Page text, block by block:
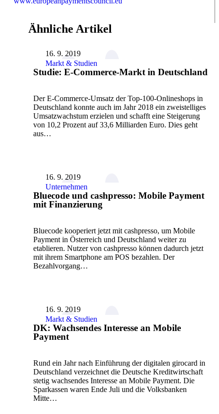
Ähnliche Artikel
16. 9. 2019
Markt & Studien
Studie: E-Commerce-Markt in Deutschland
Der E-Commerce-Umsatz der Top-100-Onlineshops in
Deutschland konnte auch im Jahr 2018 ein zweistelliges
Umsatzwachstum erzielen und schafft eine Steigerung
von 10,2 Prozent auf 33,6 Milliarden Euro. Dies geht
aus…
16. 9. 2019
Unternehmen
Bluecode und cashpresso: Mobile Payment
mit Finanzierung
Bluecode kooperiert jetzt mit cashpresso, um Mobile
Payment in Österreich und Deutschland weiter zu
etablieren. Nutzer von cashpresso können dadurch jetzt
mit ihrem Smartphone am POS bezahlen. Der
Bezahlvorgang…
16. 9. 2019
Markt & Studien
DK: Wachsendes Interesse an Mobile
Payment
Rund ein Jahr nach Einführung der digitalen girocard in
Deutschland verzeichnet die Deutsche Kreditwirtschaft
stetig wachsendes Interesse an Mobile Payment. Die
Sparkassen waren Ende Juli und die Volksbanken
Mitte…